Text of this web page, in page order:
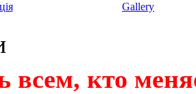
Gallery
всем, кто